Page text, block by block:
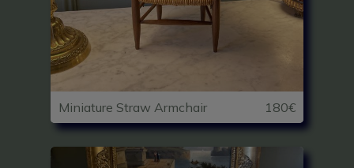
Miniature Straw Armchair 180€